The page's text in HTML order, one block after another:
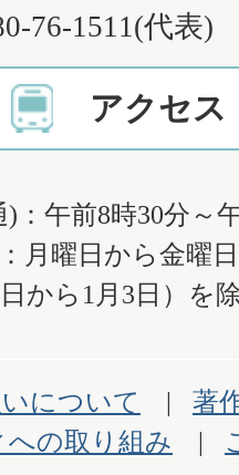
76-1511(代表)
アクセス
：午前8時30分～
月曜日から金曜
から1月3日）を
について
著
の取り組み